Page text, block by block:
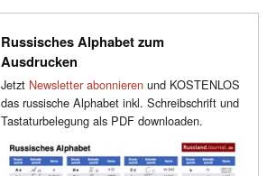
Russisches Alphabet zum
Ausdrucken
Jetzt Newsletter abonnierenund KOSTENLOS
das russische Alphabet inkl. Schreibschrift und
Tastaturbelegung als PDF downloaden.